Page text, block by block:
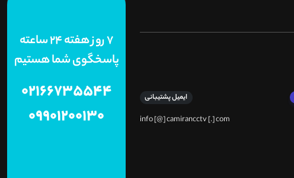
ایمیل پشتیبانی
info [@] camirancctv [.] com
7 روز هفته 24 ساعته
پاسخگوی شما هستیم
02166735544
09901200130